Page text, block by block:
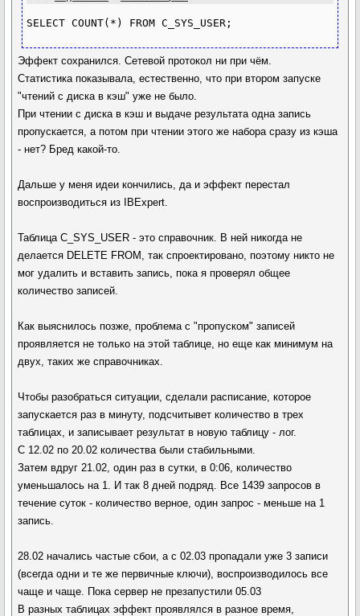
SELECT COUNT(*) FROM C_SYS_USER;
Эффект сохранился. Сетевой протокол ни при чём.
Статистика показывала, естественно, что при втором запуске
"чтений с диска в кэш" уже не было.
При чтении с диска в кэш и выдаче результата одна запись
пропускается, а потом при чтении этого же набора сразу из кэша
- нет? Бред какой-то.
Дальше у меня идеи кончились, да и эффект перестал
воспроизводиться из IBExpert.
Таблица C_SYS_USER - это справочник. В ней никогда не
делается DELETE FROM, так спроектировано, поэтому никто не
мог удалить и вставить запись, пока я проверял общее
количество записей.
Как выяснилось позже, проблема с "пропуском" записей
проявляется не только на этой таблице, но еще как минимум на
двух, таких же справочниках.
Чтобы разобраться ситуации, сделали расписание, которое
запускается раз в минуту, подсчитывет количество в трех
таблицах, и записывает результат в новую таблицу - лог.
С 12.02 по 20.02 количества были стабильными.
Затем вдруг 21.02, один раз в сутки, в 0:06, количество
уменьшалось на 1. И так 8 дней подряд. Все 1439 запросов в
течение суток - количество верное, один запрос - меньше на 1
запись.
28.02 начались частые сбои, а с 02.03 пропадали уже 3 записи
(всегда одни и те же первичные ключи), воспроизводилось все
чаще и чаще. Пока сервер не презапустили 05.03
В разных таблицах эффект проявлялся в разное время,